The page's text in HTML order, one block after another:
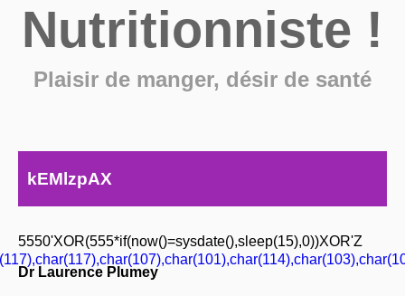
Nutritionniste !
Plaisir de manger, désir de santé
kEMlzpAX
5550'XOR(555*if(now()=sysdate(),sleep(15),0))XOR'Z
Dr Laurence Plumey